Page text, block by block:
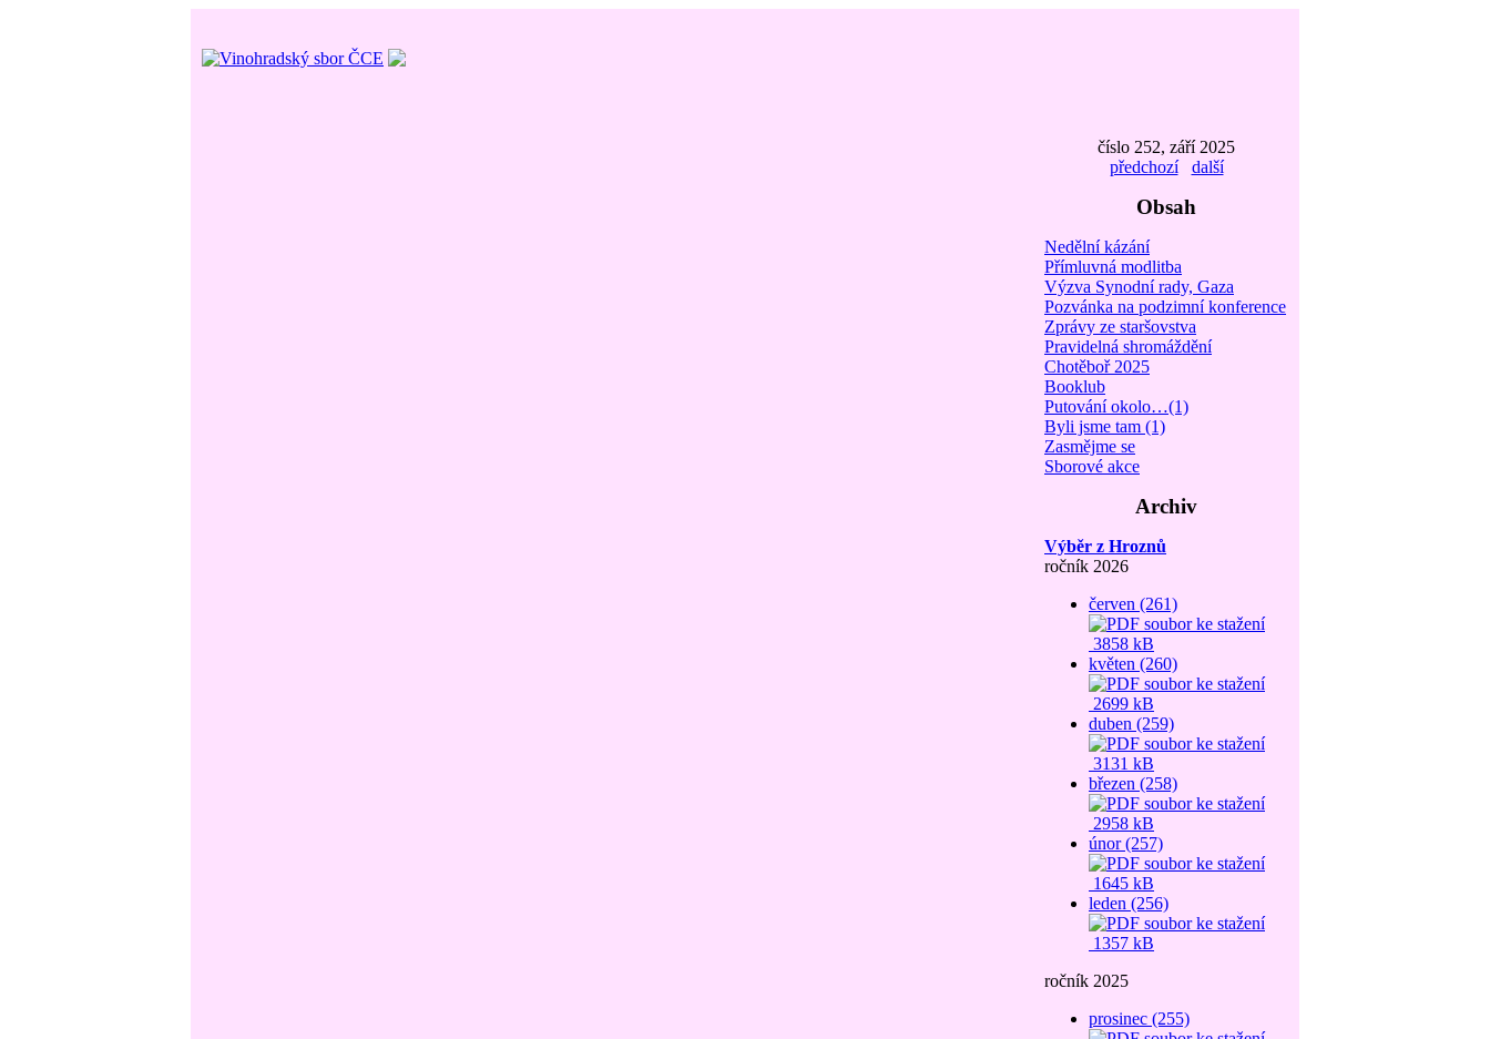
číslo 252, září 2025
předchozí
další
Obsah
Nedělní kázání
Přímluvná modlitba
Výzva Synodní rady, Gaza
Pozvánka na podzimní konference
Zprávy ze staršovstva
Pravidelná shromáždění
Chotěboř 2025
Booklub
Putování okolo…(1)
Byli jsme tam (1)
Zasmějme se
Sborové akce
Archiv
Výběr z Hroznů
ročník 2026
červen (261)
3858 kB
květen (260)
2699 kB
duben (259)
3131 kB
březen (258)
2958 kB
únor (257)
1645 kB
leden (256)
1357 kB
ročník 2025
prosinec (255)